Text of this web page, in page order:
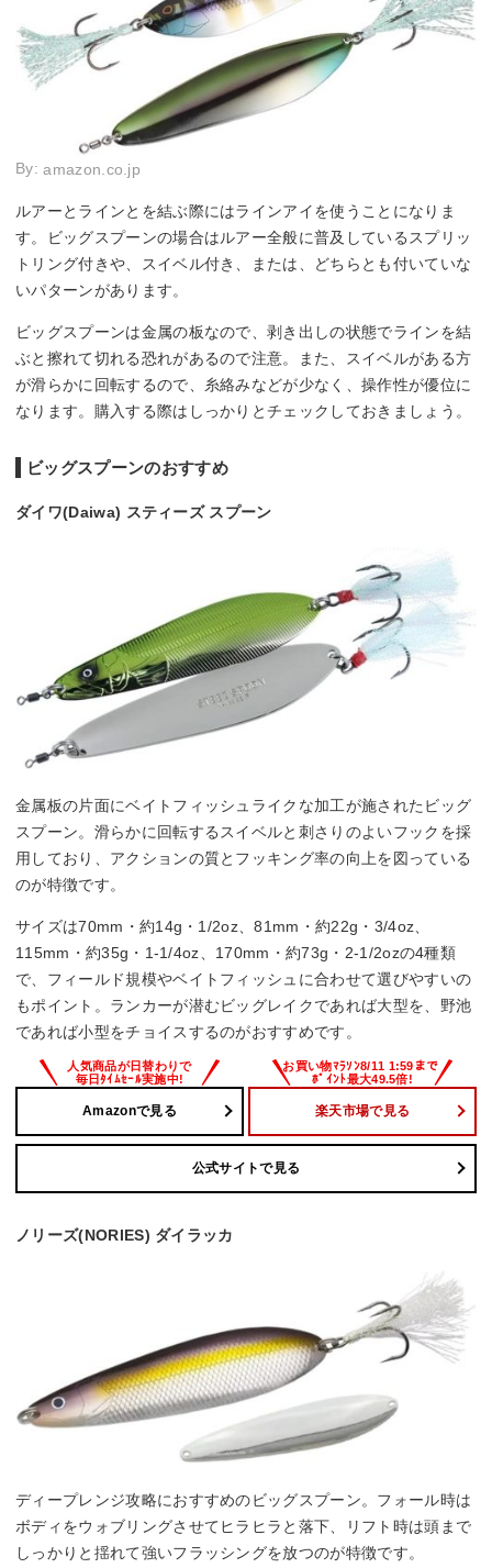
By:amazon.co.jp
ルアーとラインとを結ぶ際にはラインアイを使うことになりま
す。ビッグスプーンの場合はルアー全般に普及しているスプリッ
トリング付きや、スイベル付き、または、どちらとも付いていな
いパターンがあります。
ビッグスプーンは金属の板なので、剥き出しの状態でラインを結
ぶと擦れて切れる恐れがあるので注意。また、スイベルがある方
が滑らかに回転するので、糸絡みなどが少なく、操作性が優位に
なります。購入する際はしっかりとチェックしておきましょう。
ビッグスプーンのおすすめ
ダイワ(Daiwa) スティーズ スプーン
金属板の片面にベイトフィッシュライクな加工が施されたビッグ
スプーン。滑らかに回転するスイベルと刺さりのよいフックを採
用しており、アクションの質とフッキング率の向上を図っている
のが特徴です。
サイズは70mm・約14g・1/2oz、81mm・約22g・3/4oz、
115mm・約35g・1-1/4oz、170mm・約73g・2-1/2ozの4種類
で、フィールド規模やベイトフィッシュに合わせて選びやすいの
もポイント。ランカーが潜むビッグレイクであれば大型を、野池
であれば小型をチョイスするのがおすすめです。
Amazonで見る 楽天市場で見る
公式サイトで見る
ノリーズ(NORIES) ダイラッカ
ディープレンジ攻略におすすめのビッグスプーン。フォール時は
ボディをウォブリングさせてヒラヒラと落下、リフト時は頭まで
しっかりと揺れて強いフラッシングを放つのが特徴です。